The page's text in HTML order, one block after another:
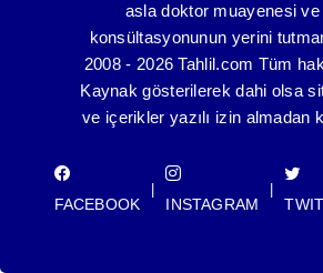
asla doktor muayenesi
konsültasyonunun yerini
2008 - 2026 Tahlil.com Tüm
Kaynak gösterilerek dahi olsa
ve içerikler yazılı izin almadan
FACEBOOK
|
INSTAGRAM
|